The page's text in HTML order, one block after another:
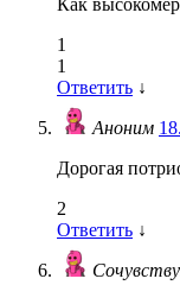
Как
1
1
Ответить ↓
Аноним
Дорогая
2
Ответить ↓